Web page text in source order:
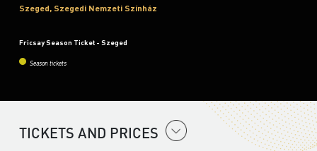
Szeged, Szegedi Nemzeti Színház
Fricsay Season Ticket - Szeged
Season tickets
TICKETS AND PRICES